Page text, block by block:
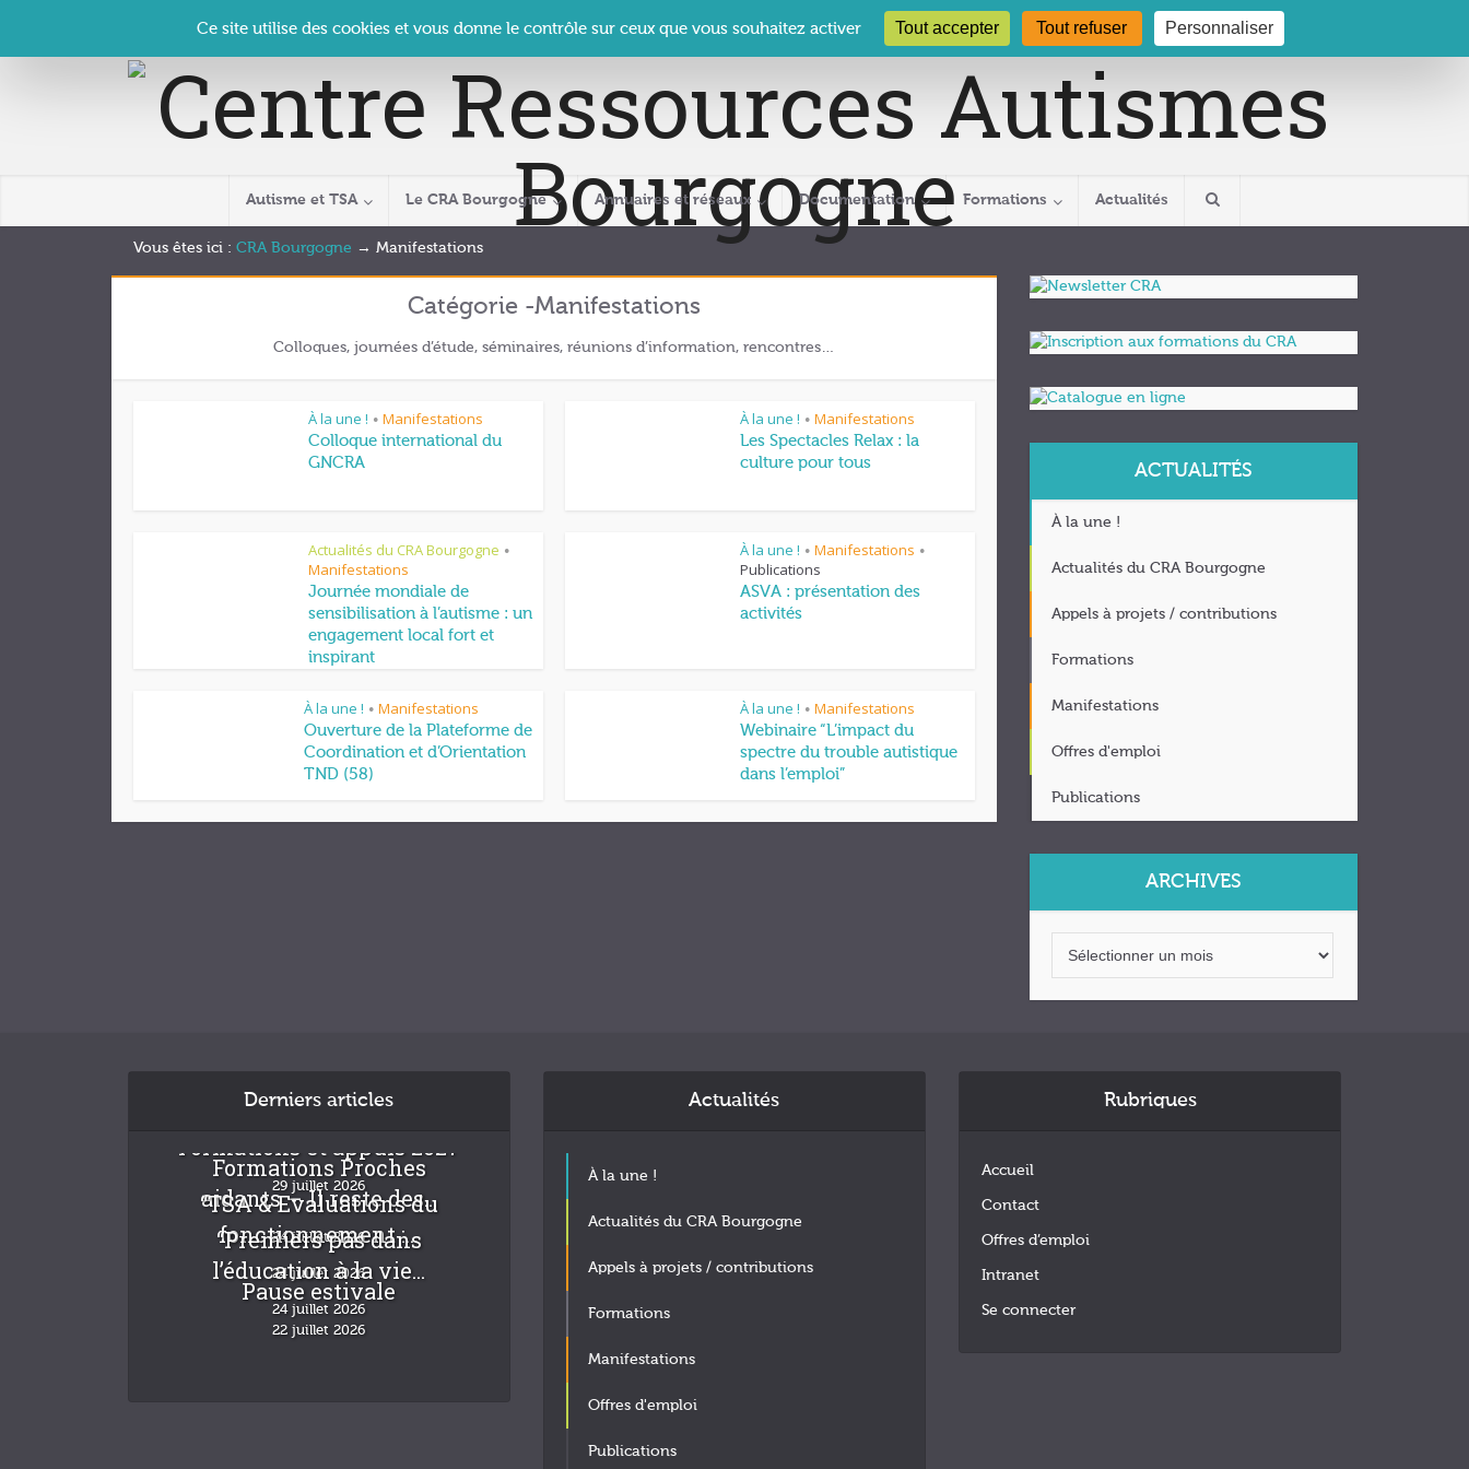
Contact Se connecter | CRA Bourgogne – Le Clos des Présidents – 19-21 rue Coty – 21 000 DIJON cra@crabourgogne.org 03 80 29 54 19
Autisme et TSA Le CRA Bourgogne Annuaires et réseaux Documentation Formations Actualités
Vous êtes ici : CRA Bourgogne → Manifestations
Catégorie -Manifestations
Colloques, journées d’étude, séminaires, réunions d’information, rencontres…
À la une ! • Manifestations
Colloque international du
GNCRA
À la une ! • Manifestations
Les Spectacles Relax : la
culture pour tous
Actualités du CRA Bourgogne •
Manifestations
Journée mondiale de
sensibilisation à l’autisme : un
engagement local fort et
inspirant
À la une ! • Manifestations •
Publications
ASVA : présentation des
activités
À la une ! • Manifestations
Ouverture de la Plateforme de
Coordination et d’Orientation
TND (58)
À la une ! • Manifestations
Webinaire “L’impact du
spectre du trouble autistique
dans l’emploi”
ACTUALITÉS
À la une !
Actualités du CRA Bourgogne
Appels à projets / contributions
Formations
Manifestations
Offres d'emploi
Publications
ARCHIVES
Derniers articles
Formations et appuis 2027
29 juillet 2026
Formations Proches
aidants – Il reste des...
24 juillet 2026
“TSA & Evaluations du
fonctionnement :...
24 juillet 2026
“Premiers pas dans
l’éducation à la vie...
24 juillet 2026
Pause estivale
22 juillet 2026
Actualités
À la une !
Actualités du CRA Bourgogne
Appels à projets / contributions
Formations
Manifestations
Offres d'emploi
Publications
Rubriques
Accueil
Contact
Offres d’emploi
Intranet
Se connecter
Ce site utilise des cookies et vous donne le contrôle sur ceux que vous souhaitez activer Tout accepter Tout refuser Personnaliser